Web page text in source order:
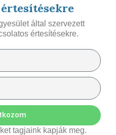
által szervezett
értesítésekre.
tagjaink kapják meg.